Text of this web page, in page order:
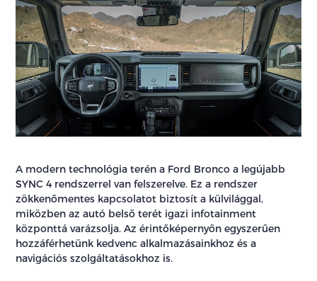
A modern technológia terén a Ford Bronco a legújabb
SYNC 4 rendszerrel van felszerelve. Ez a rendszer
zökkenőmentes kapcsolatot biztosít a külvilággal,
miközben az autó belső terét igazi infotainment
központtá varázsolja. Az érintőképernyőn egyszerűen
hozzáférhetünk kedvenc alkalmazásainkhoz és a
navigációs szolgáltatásokhoz is.